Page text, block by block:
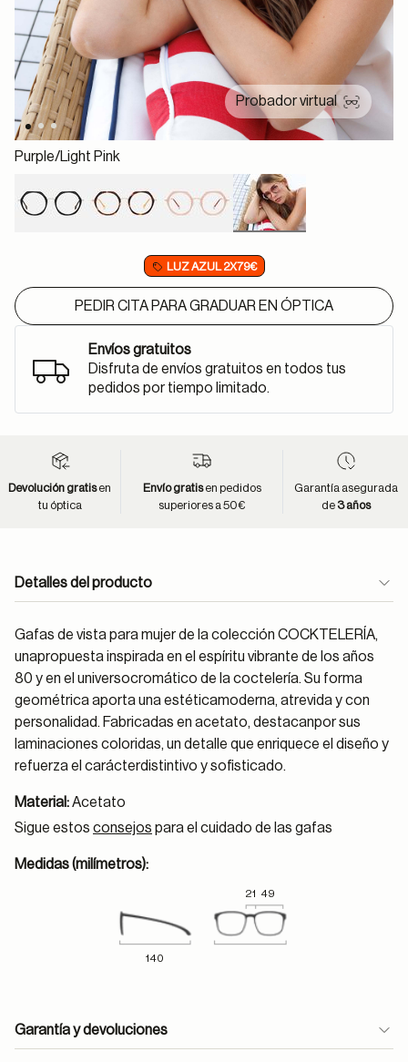
Probador virtual
Purple/light Pink
LUZ AZUL 2X79€
PEDIR CITA PARA GRADUAR EN ÓPTICA
Envíos gratuitos
Disfruta de envíos gratuitos en todos tus
pedidos por tiempo limitado.
Devolución gratisen
tu óptica
Envío gratisen pedidos
superiores a 50€
Garantía asegurada
de 3 años
Detalles del producto
Gafas de vista para mujer de la colección COCKTELERÍA,
unapropuesta inspirada en el espíritu vibrante de los años
80 y en el universocromático de la coctelería. Su forma
geométrica aporta una estéticamoderna, atrevida y con
personalidad. Fabricadas en acetato, destacanpor sus
laminaciones coloridas, un detalle que enriquece el diseño y
refuerza el carácterdistintivo y sofisticado.
Material:Acetato
Sigue estos consejos para el cuidado de las gafas
Medidas (milímetros):
21 49
140
Garantía y devoluciones